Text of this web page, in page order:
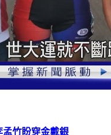
竹盼穿金戴銀